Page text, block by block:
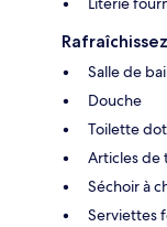
Salle de
Douche
Toilette
Articles de
Séchoir à
Serviettes